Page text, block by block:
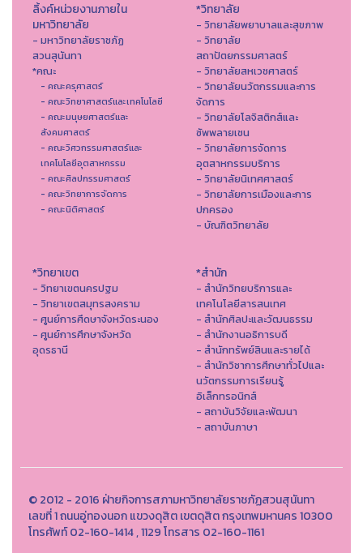
ลิ้งค์หน่วยงานภายใน
มหาวิทยาลัย
- มหาวิทยาลัยราชภัฏ
สวนสุนันทา
*คณะ
- คณะครุศาสตร์
- คณะวิทยาศาสตร์และเทคโนโลยี
- คณะมนุษยศาสตร์และ
สังคมศาสตร์
- คณะวิศวกรรมศาสตร์และ
เทคโนโลยีอุตสาหกรรม
- คณะศิลปกรรมศาสตร์
- คณะวิทยาการจัดการ
- คณะนิติศาสตร์
*วิทยาลัย
- วิทยาลัยพยาบาลและสุขภาพ
- วิทยาลัย
สถาปัตยกรรมศาสตร์
- วิทยาลัยสหเวชศาสตร์
- วิทยาลัยนวัตกรรมและการ
จัดการ
- วิทยาลัยโลจิสติกส์และ
ซัพพลายเชน
- วิทยาลัยการจัดการ
อุตสาหกรรมบริการ
- วิทยาลัยนิเทศศาสตร์
- วิทยาลัยการเมืองและการ
ปกครอง
- บัณฑิตวิทยาลัย
*วิทยาเขต
- วิทยาเขตนครปฐม
- วิทยาเขตสมุทรสงคราม
- ศูนย์การศึดษาจังหวัดระนอง
- ศูนย์การศึกษาจังหวัด
อุดรธานี
*สำนัก
- สำนักวิทยบริการและ
เทคโนโลยีสารสนเทศ
- สํานักศิลปะและวัฒนธรรม
- สำนักงานอธิการบดี
- สำนักทรัพย์สินและรายได้
- สำนักวิชาการศึกษาทั่วไปและ
นวัตกรรมการเรียนรู้
อิเล็กทรอนิกส์
- สถาบันวิจัยและพัฒนา
- สถาบันภาษา
© 2012 - 2016 ฝ่ายกิจการสภามหาวิทยาลัยราชภัฏสวนสุนันทา
เลขที่ 1 ถนนอู่ทองนอก แขวงดุสิต เขตดุสิต กรุงเทพมหานคร 10300
โทรศัพท์ 02-160-1414 , 1129 โทรสาร 02-160-1161